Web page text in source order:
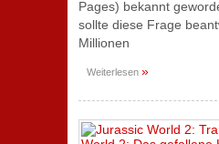
Pages) bekannt
sollte diese Frage
Millionen
Weiterlesen »